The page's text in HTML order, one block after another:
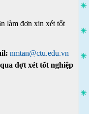
làm đơn xin xét tốt
nmtan@ctu.edu.vn
đợt xét tốt nghiệp